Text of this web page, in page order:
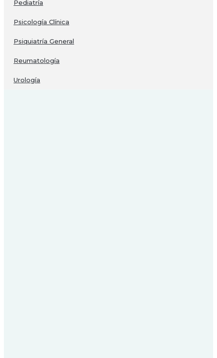
Pediatría
Psicología Clínica
Psiquiatría General
Reumatología
Urología